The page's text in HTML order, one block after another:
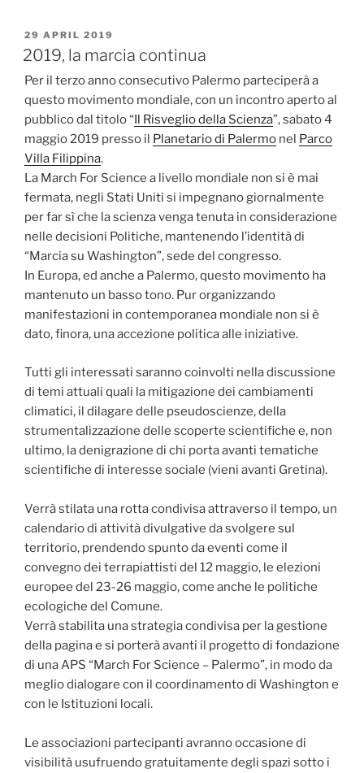
PUBBLICATO
IL
29 APRIL 2019
2019, la marcia continua
Per il terzo anno consecutivo Palermo parteciperà a
questo movimento mondiale, con un incontro aperto al
pubblico dal titolo “Il Risveglio della Scienza”, sabato 4
maggio 2019 presso il Planetario di Palermo nel Parco
Villa Filippina.
La March For Science a livello mondiale non si è mai
fermata, negli Stati Uniti si impegnano giornalmente
per far sì che la scienza venga tenuta in considerazione
nelle decisioni Politiche, mantenendo l’identità di
“Marcia su Washington”, sede del congresso.
In Europa, ed anche a Palermo, questo movimento ha
mantenuto un basso tono. Pur organizzando
manifestazioni in contemporanea mondiale non si è
dato, finora, una accezione politica alle iniziative.
Tutti gli interessati saranno coinvolti nella discussione
di temi attuali quali la mitigazione dei cambiamenti
climatici, il dilagare delle pseudoscienze, della
strumentalizzazione delle scoperte scientifiche e, non
ultimo, la denigrazione di chi porta avanti tematiche
scientifiche di interesse sociale (vieni avanti Gretina).
Verrà stilata una rotta condivisa attraverso il tempo, un
calendario di attività divulgative da svolgere sul
territorio, prendendo spunto da eventi come il
convegno dei terrapiattisti del 12 maggio, le elezioni
europee del 23-26 maggio, come anche le politiche
ecologiche del Comune.
Verrà stabilita una strategia condivisa per la gestione
della pagina e si porterà avanti il progetto di fondazione
di una APS “March For Science – Palermo”, in modo da
meglio dialogare con il coordinamento di Washington e
con le Istituzioni locali.
Le associazioni partecipanti avranno occasione di
visibilità usufruendo gratuitamente degli spazi sotto i